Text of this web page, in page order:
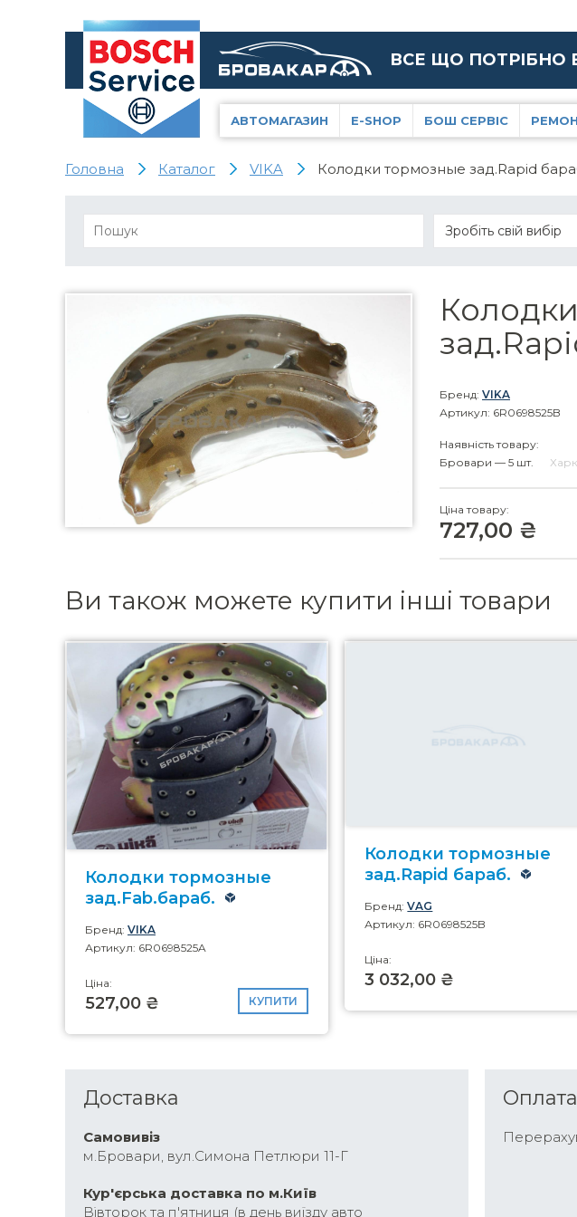
ВСЕ ЩО
АВТОМАГАЗИН E-SHOP БОШ СЕРВІС
Головна Каталог VIKA Колодки тормозные зад.Rapid
Бренд: VIKA
Артикул: 6R0698525B
Наявність товару:
Бровари — 5 шт.
Ціна товару:
727,00 ₴
Ви також можете купити інші товари
Колодки тормозные
зад.Fab.бараб.
Бренд: VIKA
Артикул: 6R0698525A
Ціна:
527,00 ₴ КУПИТИ
Колодки тормозные
зад.Rapid бараб.
Бренд:VAG
Артикул: 6R0698525B
Ціна:
3 032,00 ₴
Доставка
Самовивіз
м.Бровари, вул.Симона Петлюри 11-Г
Кур'єрська доставка по м.Київ
Вівторок та п'ятниця (в день виїзду авто
Оплата